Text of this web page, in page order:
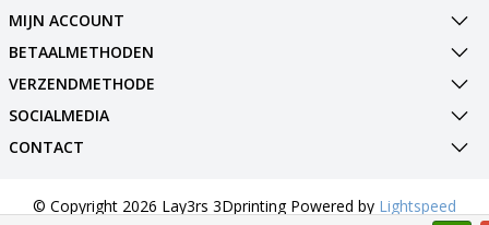
MIJN ACCOUNT
BETAALMETHODEN
VERZENDMETHODE
SOCIALMEDIA
CONTACT
© Copyright 2026 Lay3rs 3Dprinting Powered by Lightspeed